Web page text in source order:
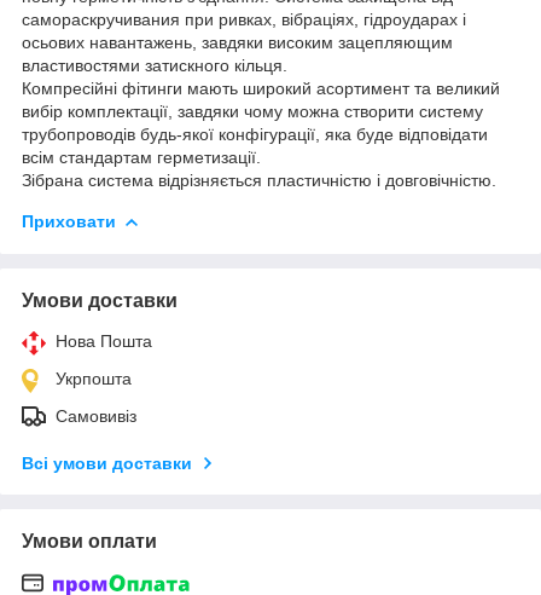
самораскручивания при ривках, вібраціях, гідроударах і
осьових навантажень, завдяки високим зацепляющим
властивостями затискного кільця.
Компресійні фітинги мають широкий асортимент та великий
вибір комплектації, завдяки чому можна створити систему
трубопроводів будь-якої конфігурації, яка буде відповідати
всім стандартам герметизації.
Зібрана система відрізняється пластичністю і довговічністю.
Приховати
Умови доставки
Нова Пошта
Укрпошта
Самовивіз
Всі умови доставки
Умови оплати